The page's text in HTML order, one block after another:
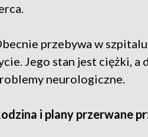
przebywa w
Jego stan jest ciężki, a
neurologiczne.
i plany przerwane